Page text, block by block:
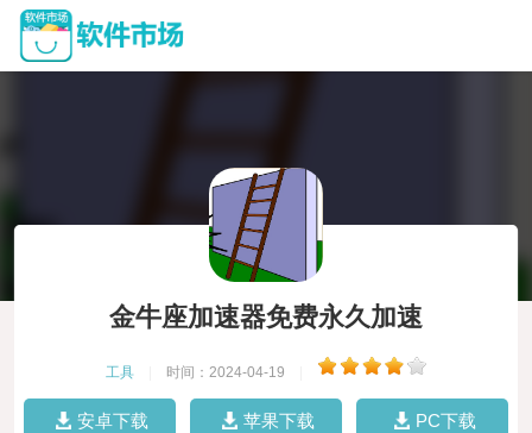
金牛座加速器免费永久加速
工具 时间：2024-04-19
安卓下载 苹果下载 PC下载